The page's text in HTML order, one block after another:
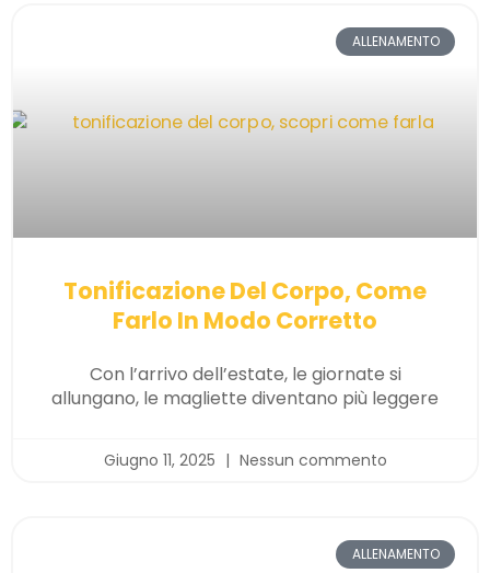
ALLENAMENTO
Tonificazione Del Corpo, Come
Farlo In Modo Corretto
Con l’arrivo dell’estate, le giornate si
allungano, le magliette diventano più leggere
Giugno 11, 2025 Nessun commento
ALLENAMENTO